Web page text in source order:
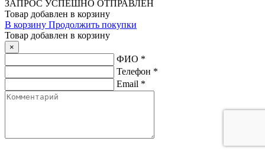
ЗАПРОС УСПЕШНО ОТПРАВЛЕН
Товар добавлен в корзину
В корзину Продолжить покупки
Товар добавлен в корзину
×
ФИО *
Телефон *
Email *